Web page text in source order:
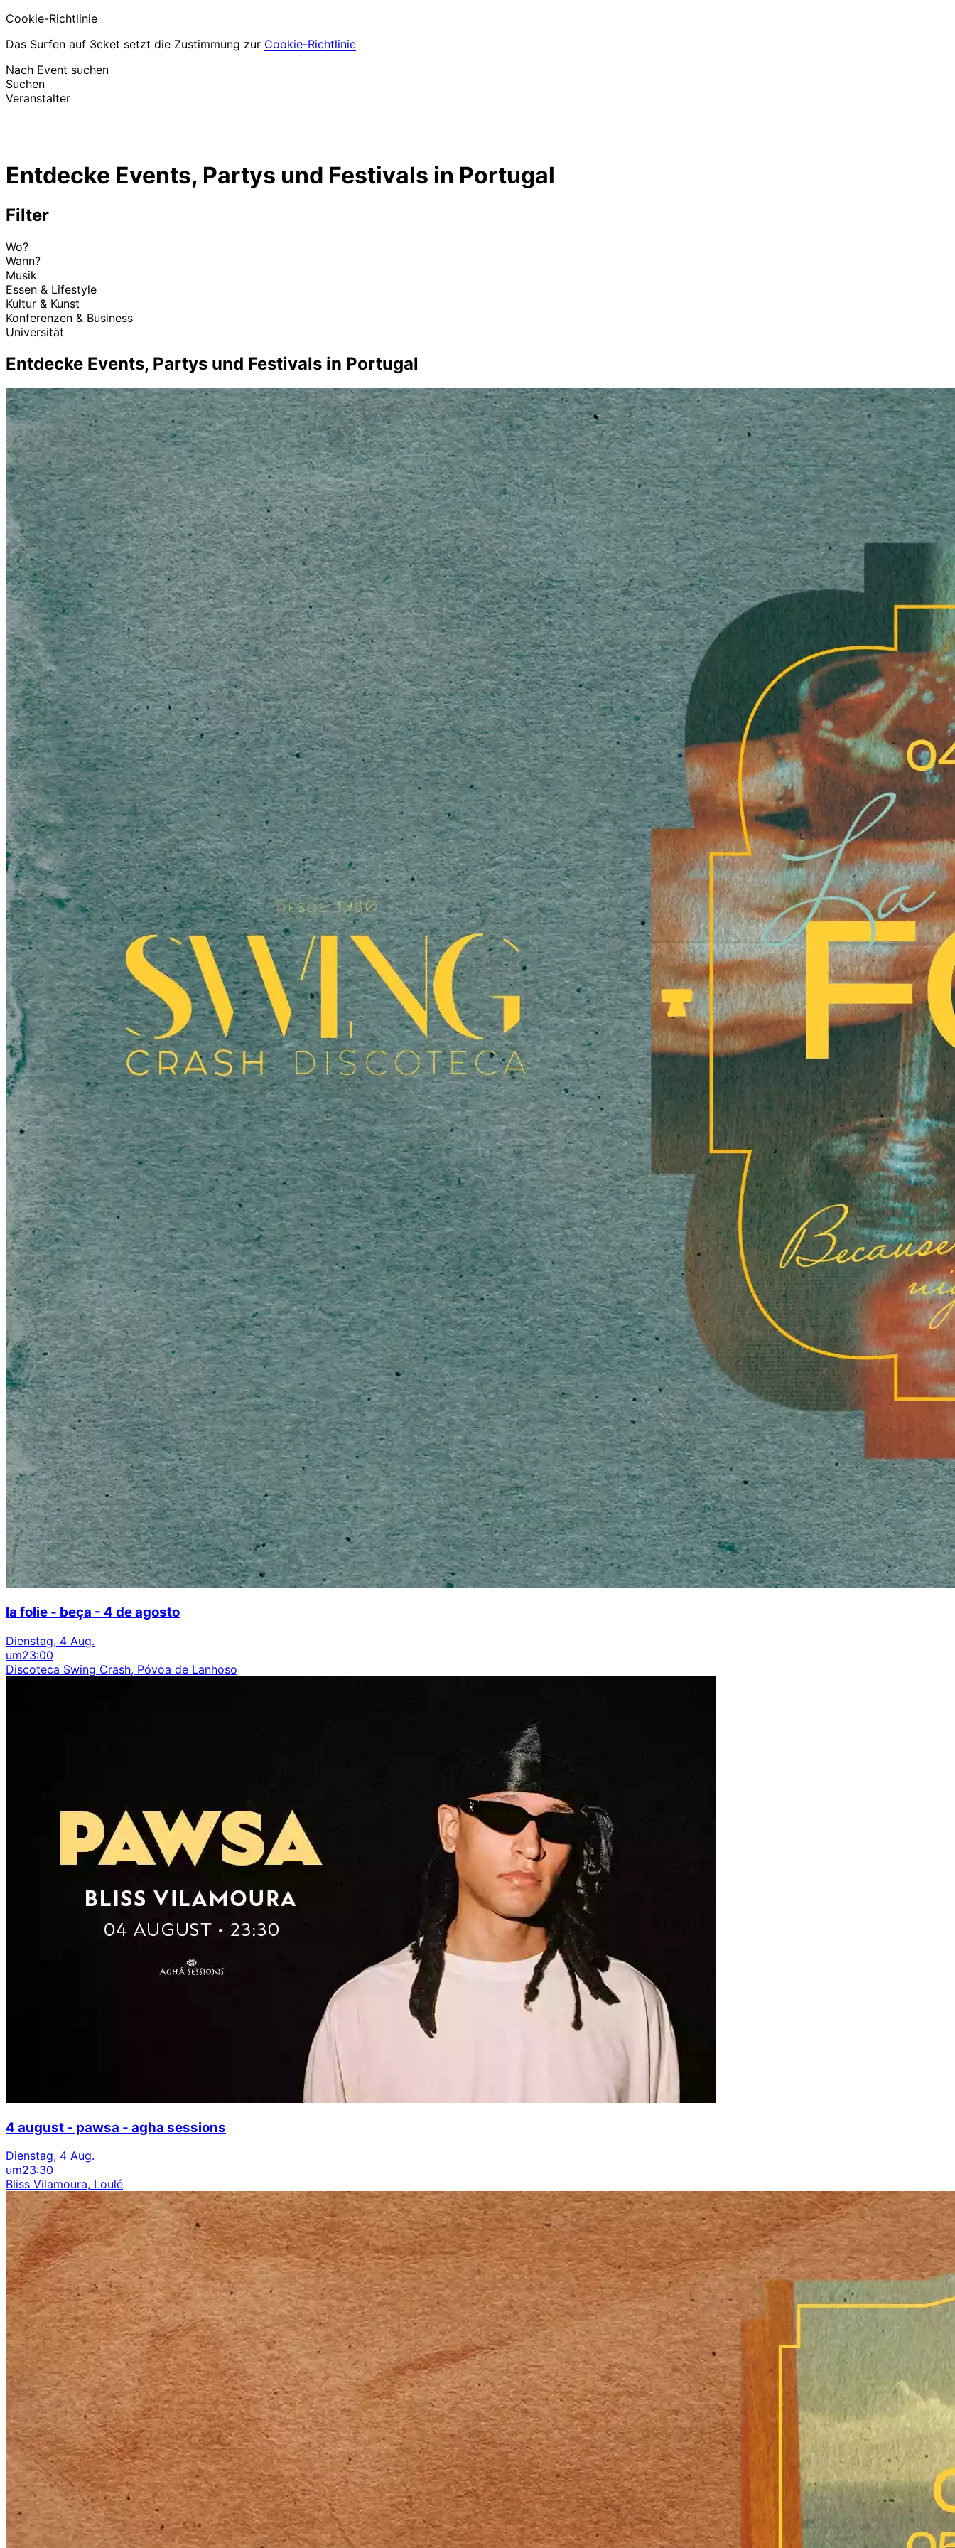
Cookie-Richtlinie
Das Surfen auf 3cket setzt die Zustimmung zur Cookie-Richtlinie
Nach Event suchen
Suchen
Veranstalter
Hilfe für Teilnehmer Ich habe mein Ticket verloren
Entdecke Events, Partys und Festivals in Portugal
Filter
Wo?
Wann?
Musik
Essen & Lifestyle
Kultur & Kunst
Konferenzen & Business
Universität
Entdecke Events, Partys und Festivals in Portugal
la folie - beça - 4 de agosto
Dienstag, 4 Aug.
um23:00
Discoteca Swing Crash, Póvoa de Lanhoso
4 august - pawsa - agha sessions
Dienstag, 4 Aug.
um23:30
Bliss Vilamoura, Loulé